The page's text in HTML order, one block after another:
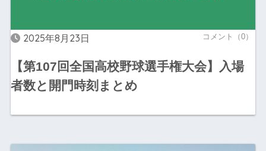
2025年8月23日 コメント（0）
【第107回全国高校野球選手権大会】入場
者数と開門時刻まとめ